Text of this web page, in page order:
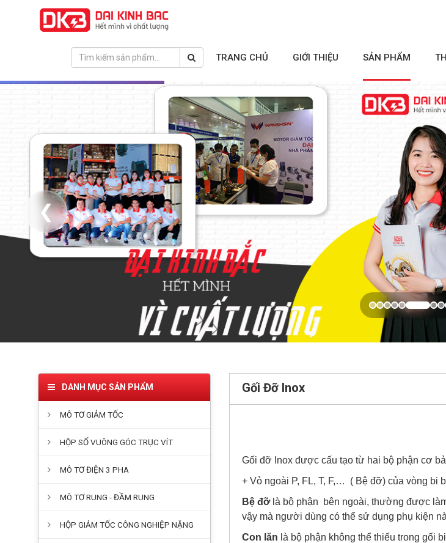
TRANG CHỦ GIỚI THIỆU SẢN PHẨM
❮
DANH MỤC SẢN PHẨM
MÔ TƠ GIẢM TỐC
HỘP SỐ VUÔNG GÓC TRỤC VÍT
MÔ TƠ ĐIỆN 3 PHA
MÔ TƠ RUNG - ĐẦM RUNG
HỘP GIẢM TỐC CÔNG NGHIỆP NẶNG
Gối Đỡ Inox
Gối đỡ Inox được cấu tạo từ hai bộ phận cơ
+ Vỏ ngoài P, FL, T, F,… ( Bệ đỡ) của vòng bi
Bệ đỡlà bộ phận bên ngoài, thường được
vậy mà người dùng có thể sử dụng phụ kiện
Con lăn là bộ phận không thể thiếu trong gối